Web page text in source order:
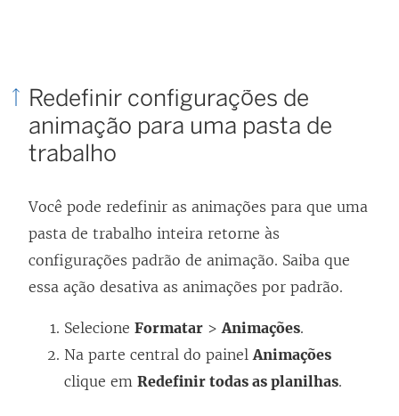
Redefinir configurações de
animação para uma pasta de
trabalho
Você pode redefinir as animações para que uma
pasta de trabalho inteira retorne às
configurações padrão de animação. Saiba que
essa ação desativa as animações por padrão.
Selecione Formatar > Animações.
Na parte central do painel Animações
clique em Redefinir todas as planilhas.